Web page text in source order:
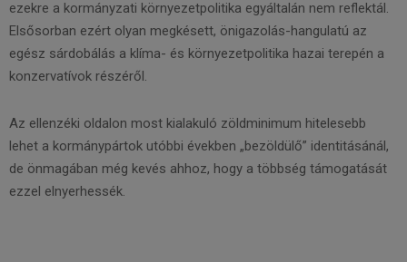
ezekre a kormányzati környezetpolitika egyáltalán nem reflektál.
Elsősorban ezért olyan megkésett, önigazolás-hangulatú az
egész sárdobálás a klíma- és környezetpolitika hazai terepén a
konzervatívok részéről.
Az ellenzéki oldalon most kialakuló zöldminimum hitelesebb
lehet a kormánypártok utóbbi években „bezöldülő” identitásánál,
de önmagában még kevés ahhoz, hogy a többség támogatását
ezzel elnyerhessék.